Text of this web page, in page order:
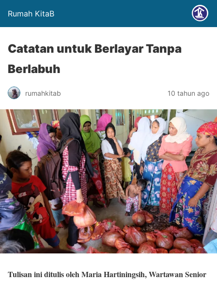
Rumah KitaB
Catatan untuk Berlayar Tanpa
Berlabuh
rumahkitab 10 tahun ago
Tulisan ini ditulis oleh Maria Hartiningsih, Wartawan Senior